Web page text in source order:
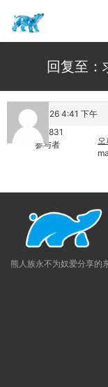
回复至
9 7 月, 2026 4:41 下午
rojipe2831
参与者
熊人族永不为奴爱分享的